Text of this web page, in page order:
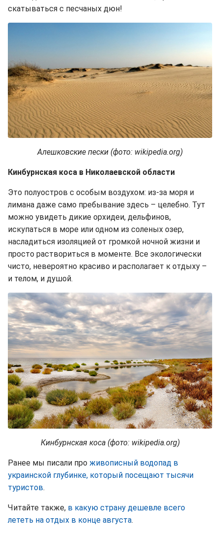
скатываться с песчаных дюн!
Алешковские пески (фото: wikipedia.org)
Кинбурнская коса в Николаевской области
Это полуостров с особым воздухом: из-за моря и
лимана даже само пребывание здесь – целебно. Тут
можно увидеть дикие орхидеи, дельфинов,
искупаться в море или одном из соленых озер,
насладиться изоляцией от громкой ночной жизни и
просто раствориться в моменте. Все экологически
чисто, невероятно красиво и располагает к отдыху –
и телом, и душой.
Кинбурнская коса (фото: wikipedia.org)
Ранее мы писали про живописный водопад в
украинской глубинке, который посещают тысячи
туристов.
Читайте также, в какую страну дешевле всего
лететь на отдых в конце августа.